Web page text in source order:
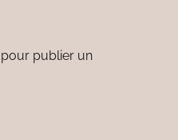
pour publier un